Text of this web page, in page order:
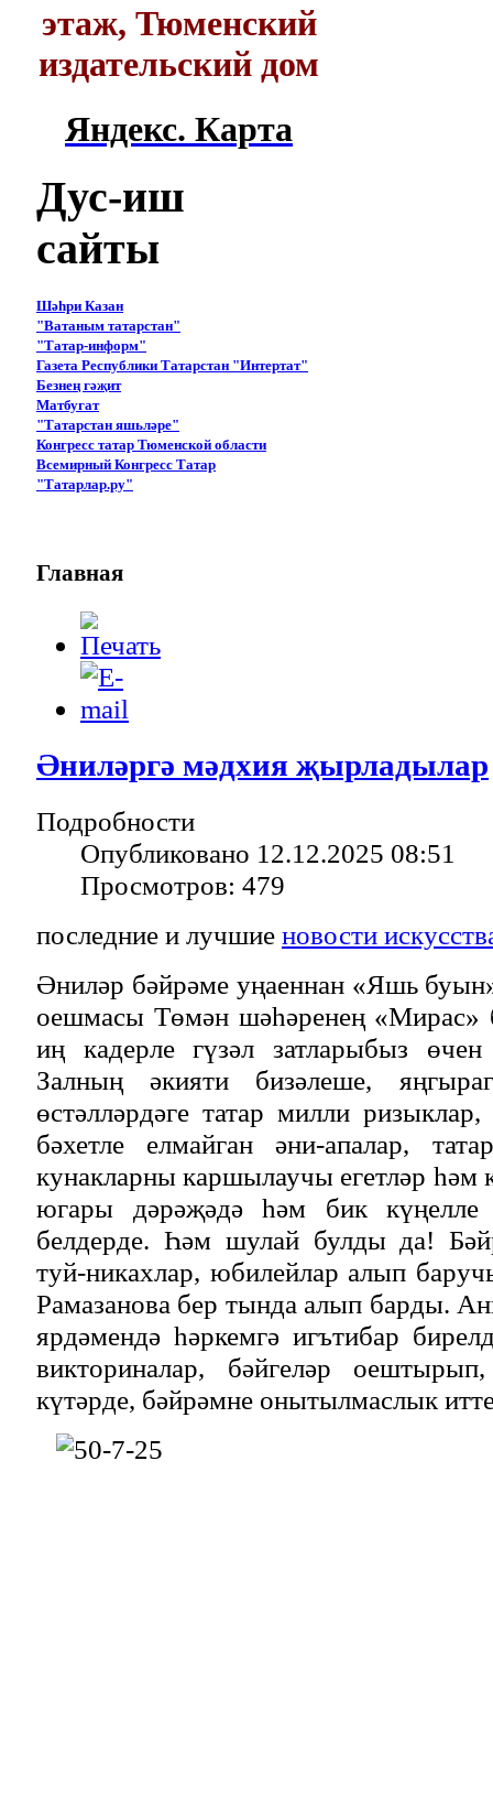
этаж, Тюменский
издательский дом
Яндекс. Карта
Дус-иш
сайты
Шәһри Казан
"Ватаным татарстан"
"Татар-информ"
Газета Республики Татарстан "Интертат"
Безнең гәҗит
Матбугат
"Татарстан яшьләре"
Конгресс татар Тюменской области
Всемирный Конгресс Татар
"Татарлар.ру"
Главная
Әниләргә мәдхия җырладылар
Подробности
Опубликовано 12.12.2025 08:51
Просмотров: 479
последние и лучшие новости
Әниләр бәйрәме уңаеннан «Яшь
оешмасы Төмән шәһәренең «Мирас»
иң кадерле гүзәл затларыбыз
Залның әкияти бизәлеше,
өстәлләрдәге татар милли
бәхетле елмайган әни-апалар,
кунакларны каршылаучы егетләр һәм
югары дәрәҗәдә һәм бик күңелле
белдерде. Һәм шулай булды да!
туй-никахлар, юбилейлар алып
Рамазанова бер тында алып барды.
ярдәмендә һәркемгә игътибар
викториналар, бәйгеләр
күтәрде, бәйрәмне онытылмаслык